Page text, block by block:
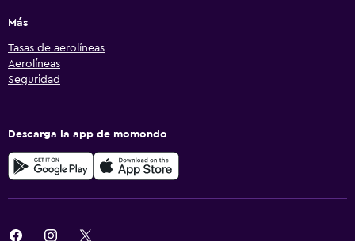
Más
Tasas de aerolíneas
Aerolíneas
Seguridad
Descarga la app de momondo